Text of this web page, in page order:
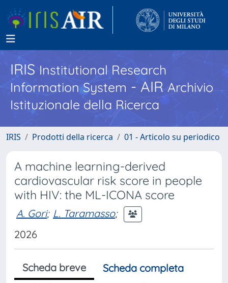
IRISInstitutional Research
Information System - AIR Archivio
Istituzionale della Ricerca
IRIS Prodotti della ricerca 01 - Articolo su periodico
A machine learning-derived
cardiovascular risk score in people
with HIV: the ML-ICONA score
A. Gori; L. Taramasso;
2026
Scheda breve
Scheda completa